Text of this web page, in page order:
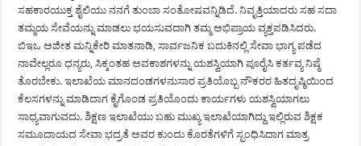
ಸಹಕಾರಯುಕ್ತ ಶೈಲಿಯು ನನಗೆ ತುಂಬಾ ಸಂತೋಷವನ್ನಿಡಿದೆ. ನಿವೃತ್ತಿಯಾದರು ಸಹ ಸದಾ
ತಮ್ಮಯ ಸೇವೆಯನ್ನು ಮಾಡಲು ಭಯಸುವದಾಗಿ ತಮ್ಮ ಅಭಿಪ್ರಾಯ ವ್ಯಕ್ತಪಡಿಸಿದರು.
ಬಿಇಒ ಅಜೀತ ಮನ್ನಿಕೇರಿ ಮಾತನಾಡಿ, ಸಾರ್ವಜನಿಕ ಬದುಕಿನಲ್ಲಿ ಸೇವಾ ಭಾಗ್ಯ ಪಡೆದ
ನಾವೇಲ್ಲರೂ ಧನ್ಯರು, ಸಿಕ್ಕಂತಹ ಅವಕಾಶಗಳನ್ನು ಯಶಸ್ವಿಯಾಗಿ ಪೂರೈಸಿ ಕರ್ತವ್ಯ ನಿಷ್ಠೆ
ತೊರಬೇಕು. ಇಲಾಖೆಯ ಮಾನದಂಡಗಳನುಸಾರ ಪ್ರತಿಯೊಬ್ಬ ನೌಕರರ ಹಿತದೃಷ್ಠಿಯಿಂದ
ಕೆಲಸಗಳನ್ನು ಮಾಡಿದಾಗ ಕೈಗೊಂಡ ಪ್ರತಿಯೊಂದು ಕಾರ್ಯಗಳು ಯಶಸ್ವಿಯಾಗಲು
ಸಾಧ್ಯವಾಗುವದು. ಶಿಕ್ಷಣ ಇಲಾಖೆಯು ಬಹು ಮುಖ್ಯ ಇಲಾಖೆಯಾಗಿದ್ದು ಇಲ್ಲಿರುವ ಶಿಕ್ಷಕ
ಸಮೂದಾಯದ ಸೇವಾ ಭದ್ರತೆ ಅವರ ಕುಂದು ಕೊರತೆಗಳಿಗೆ ಸ್ಪಂಧಿಸಿದಾಗ ಮಾತ್ರ